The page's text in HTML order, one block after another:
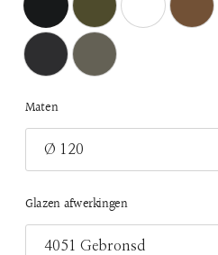
Maten
Glazen afwerkingen